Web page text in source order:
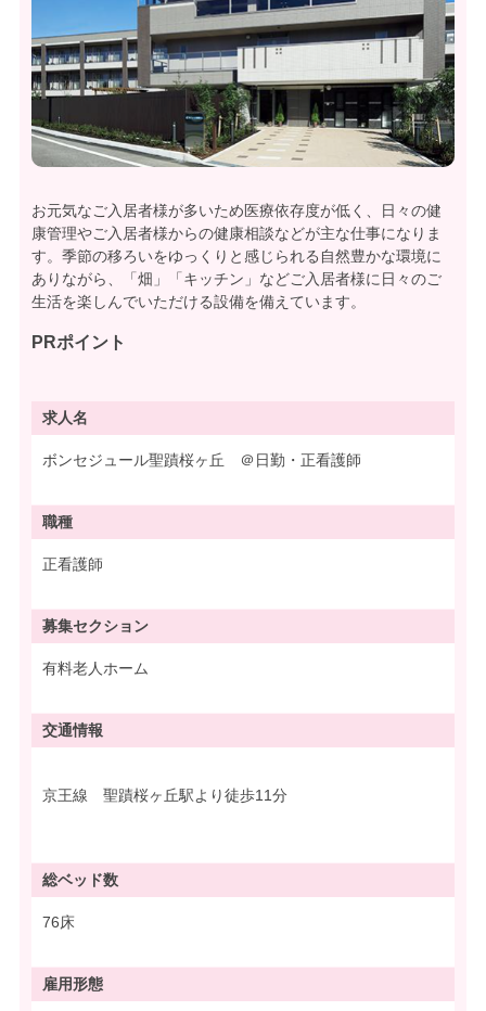
お元気なご入居者様が多いため医療依存度が低く、日々の健
康管理やご入居者様からの健康相談などが主な仕事になりま
す。季節の移ろいをゆっくりと感じられる自然豊かな環境に
ありながら、「畑」「キッチン」などご入居者様に日々のご
生活を楽しんでいただける設備を備えています。
PRポイント
求人名
ボンセジュール聖蹟桜ヶ丘 ＠日勤・正看護師
職種
正看護師
募集セクション
有料老人ホーム
交通情報
京王線 聖蹟桜ヶ丘駅より徒歩11分
総ベッド数
76床
雇用形態